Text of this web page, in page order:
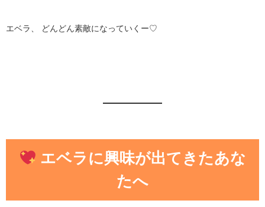
エベラ、 どんどん素敵になっていくー♡
エベラに興味が出てきたあな
たへ